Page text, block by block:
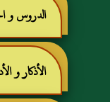
الدروس و
الأذكار و